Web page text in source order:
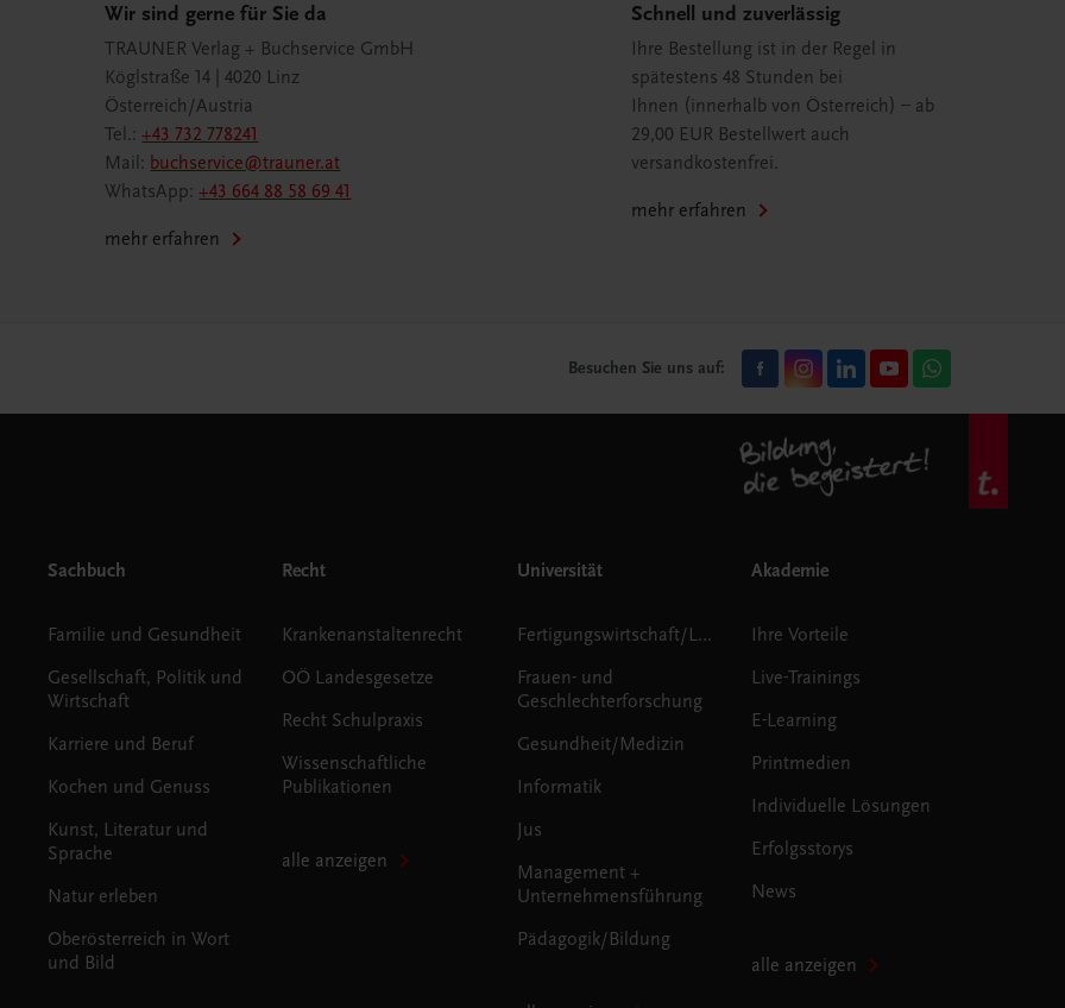
Wir sind gerne für Sie da
TRAUNER Verlag + Buchservice GmbH
Köglstraße 14 | 4020 Linz
Österreich/Austria
Tel.:+43 732 778241
Mail: buchservice@trauner.at
WhatsApp:+43 664 88 58 69 41
mehr erfahren
Schnell und zuverlässig
Ihre Bestellung ist in der Regel in
spätestens 48 Stunden bei
Ihnen (innerhalb von Österreich) – ab
29,00 EUR Bestellwert auch
versandkostenfrei.
mehr erfahren
Besuchen Sie uns auf:
Sachbuch
Familie und Gesundheit
Gesellschaft, Politik und
Wirtschaft
Karriere und Beruf
Kochen und Genuss
Kunst, Literatur und
Sprache
Natur erleben
Oberösterreich in Wort
und Bild
Recht
Krankenanstaltenrecht
OÖ Landesgesetze
Recht Schulpraxis
Wissenschaftliche
Publikationen
alle anzeigen
Universität
Fertigungswirtschaft/Logistik
Frauen- und
Geschlechterforschung
Gesundheit/Medizin
Informatik
Jus
Management +
Unternehmensführung
Pädagogik/Bildung
Akademie
Ihre Vorteile
Live-Trainings
E-Learning
Printmedien
Individuelle Lösungen
Erfolgsstorys
News
alle anzeigen